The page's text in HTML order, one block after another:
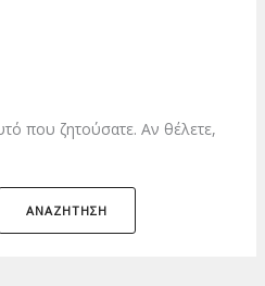
που ζητούσατε. Αν θέλετε,